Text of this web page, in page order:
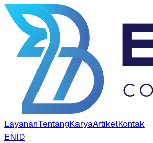
LayananTentangKaryaArtikelKontak
ENID